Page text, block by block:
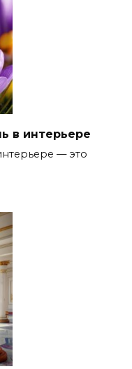
в интерьере
— это